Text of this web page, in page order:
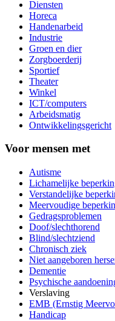
Diensten
Horeca
Handenarbeid
Industrie
Groen en dier
Zorgboerderij
Sportief
Theater
Winkel
ICT/computers
Arbeidsmatig
Ontwikkelingsgericht
Voor mensen met
Autisme
Lichamelijke
Verstandelijke
Meervoudige
Gedragsproblemen
Doof/slechthorend
Blind/slechtziend
Chronisch ziek
Niet aangeboren
Dementie
Psychische
Verslaving
EMB (Ernstig
Handicap